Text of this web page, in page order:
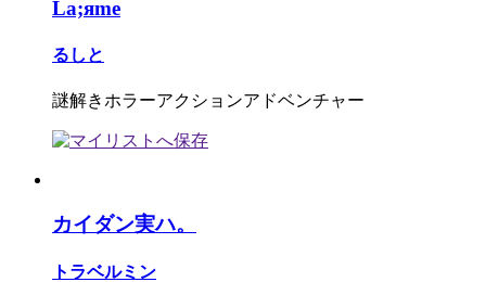
La;яme
るしと
謎解きホラーアクションアドベンチャー
カイダン実ハ。
トラベルミン